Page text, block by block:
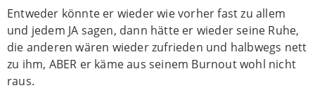
Entweder könnte er wieder wie vorher fast zu allem
und jedem JA sagen, dann hätte er wieder seine Ruhe,
die anderen wären wieder zufrieden und halbwegs nett
zu ihm, ABER er käme aus seinem Burnout wohl nicht
raus.